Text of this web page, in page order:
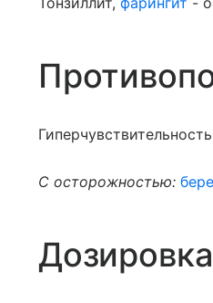
C осторожностью:
Дозировка